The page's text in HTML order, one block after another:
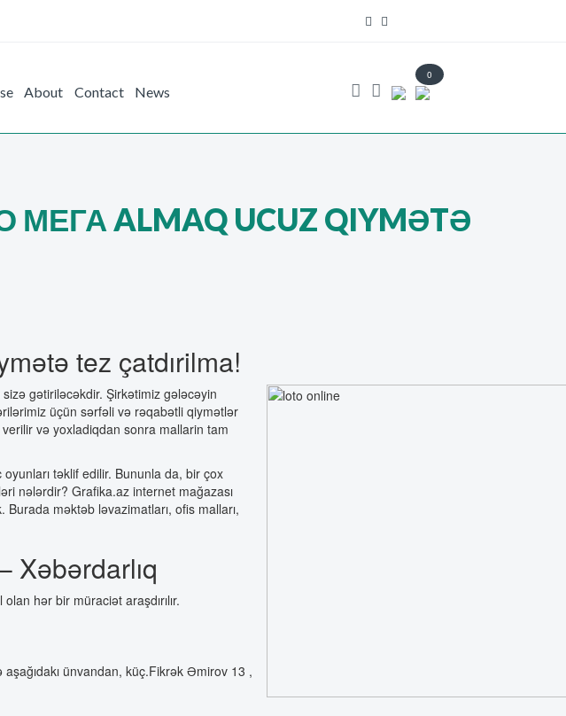
About Contact News
0
ALMAQ UCUZ QIYMƏTƏ
tez çatdırilma!
gətiriləcəkdir. Şirkətimiz gələcəyin
üçün sərfəli və rəqabətli qiymətlər
və yoxladiqdan sonra mallarin tam
təklif edilir. Bununla da, bir çox
nələrdir? Grafika.az internet mağazası
məktəb ləvazimatları, ofis malları,
Xəbərdarlıq
hər bir müraciət araşdırılır.
aşağıdakı ünvandan, küç.Fikrək Əmirov 13 ,